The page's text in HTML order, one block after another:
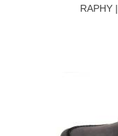
RAPHY |